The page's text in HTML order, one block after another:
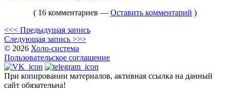
( 16 комментариев — Оставить комментарий )
<<< Предыдущая запись
Следующая запись >>>
© 2026 Холо-система
Пользовательское соглашение
При копировании материалов, активная ссылка на данный
сайт обязательна!